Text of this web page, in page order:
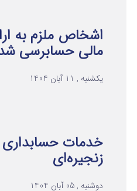
اشخاص ملزم به
مالی حسابرسی شده
یکشنبه , 11 آبان 1404
خدمات حسابداری
زنجیره‌ای
دوشنبه , 05 آبان 1404